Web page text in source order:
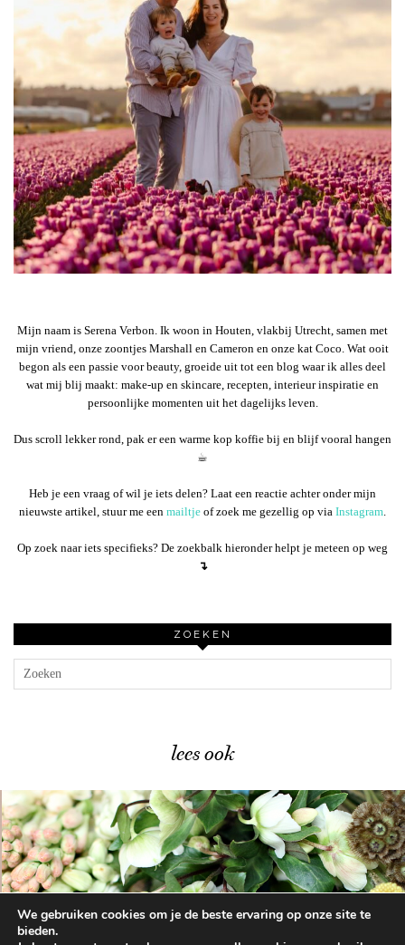
Mijn naam is Serena Verbon. Ik woon in Houten, vlakbij Utrecht, samen met
mijn vriend, onze zoontjes Marshall en Cameron en onze kat Coco. Wat ooit
begon als een passie voor beauty, groeide uit tot een blog waar ik alles deel
wat mij blij maakt: make-up en skincare, recepten, interieur inspiratie en
persoonlijke momenten uit het dagelijks leven.
Dus scroll lekker rond, pak er een warme kop koffie bij en blijf vooral hangen
☕︎
Heb je een vraag of wil je iets delen? Laat een reactie achter onder mijn
nieuwste artikel, stuur me een mailtje of zoek me gezellig op via Instagram
Op zoek naar iets specifieks? De zoekbalk hieronder helpt je meteen op weg
↴
ZOEKEN
lees ook
Zo haal je bloemen …
We gebruiken cookies om je de beste ervaring op onze site te
bieden.